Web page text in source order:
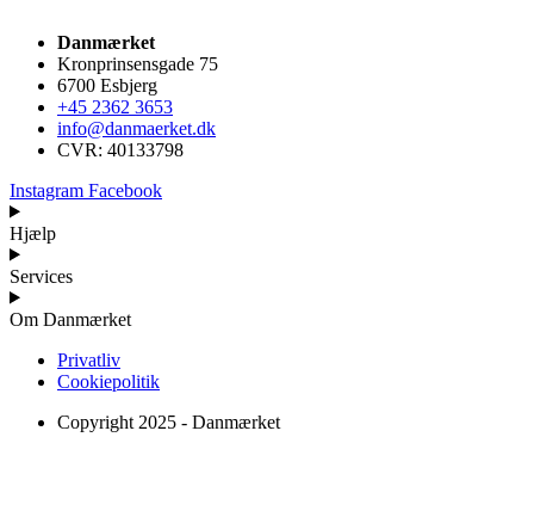
Danmærket
Kronprinsensgade 75
6700 Esbjerg
+45 2362 3653
info@danmaerket.dk
CVR: 40133798
Instagram Facebook
Hjælp
Services
Om Danmærket
Privatliv
Cookiepolitik
Copyright 2025 - Danmærket